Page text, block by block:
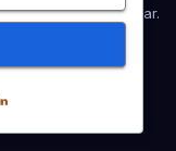
byThemeansar.
Ficha Técnica